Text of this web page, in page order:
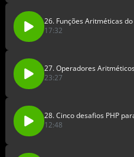
26. Funções Aritméticas do
17:32
27. Operadores
23:27
28. Cinco desafios PHP
12:48